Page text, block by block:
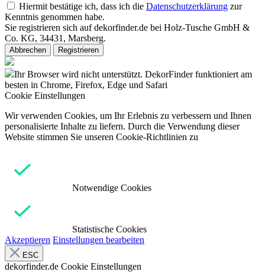
Hiermit bestätige ich, dass ich die Datenschutzerklärung zur
Kenntnis genommen habe.
Sie registrieren sich auf dekorfinder.de bei Holz-Tusche GmbH &
Co. KG, 34431, Marsberg.
Abbrechen Registrieren
Ihr Browser wird nicht unterstützt. DekorFinder funktioniert am
besten in Chrome, Firefox, Edge und Safari
Cookie Einstellungen
Wir verwenden Cookies, um Ihr Erlebnis zu verbessern und Ihnen
personalisierte Inhalte zu liefern. Durch die Verwendung dieser
Website stimmen Sie unseren Cookie-Richtlinien zu
Notwendige Cookies
Statistische Cookies
Akzeptieren Einstellungen bearbeiten
ESC
dekorfinder.de Cookie Einstellungen